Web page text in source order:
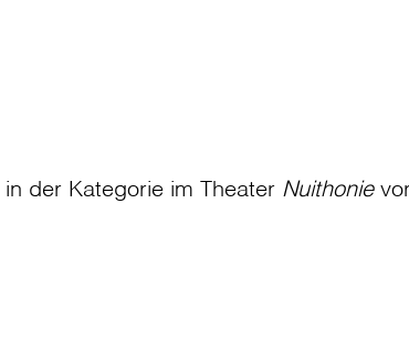
in der Kategorie im Theater Nuithonie